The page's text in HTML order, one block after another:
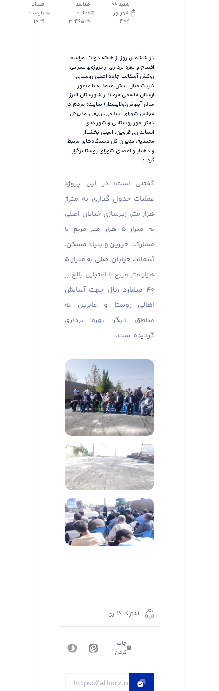
شنبه 08
شهریور
1404
شناسه
مطلب:
3246538
تعداد
بازدید :
1039
در ششمین روز از هفته دولت، مراسم
افتتاح و بهره برداری از پروژه‌‌ی عمرانی
روکش آسفالت جاده اصلی روستای
کبریت میان بخش محمدیه با حضور
ارسلان قاسمی فرماندار شهرستان البرز،
سالار آبنوش(ولایتمدار) نماینده مردم در
مجلس شورای اسلامی، ربیعی مدیرکل
دفتر امور روستایی و شوراهای
استانداری قزوین، امینی بخشدار
محمدیه، مدیران کل دستگاه‌های مرتبط
و دهیار و اعضای شورای روستا برگزار
گردید.
گفتنی است؛ در این پروژه
عملیات جدول گذاری به متراژ
هزار متر، زیرسازی خیابان اصلی
به متراژ ۵ هزار متر مربع با
مشارکت خیرین و بنیاد مسکن،
آسفالت خیابان اصلی به متراژ ۵
هزار متر مربع با اعتباری بالغ بر
۴۰ میلیارد ریال جهت آسایش
اهالی روستا و عابرین به
مناطق دیگر بهره برداری
گردیده است.
اشتراک گذاری
چاپ
کردن